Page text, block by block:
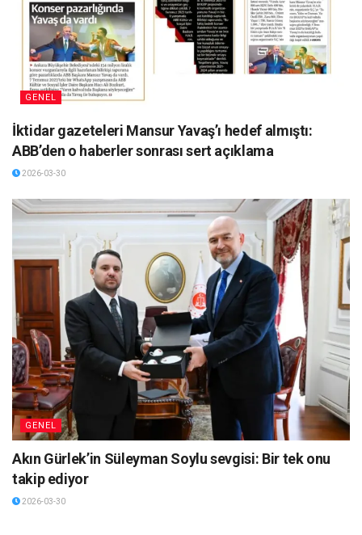
GENEL
İktidar gazeteleri Mansur Yavaş’ı hedef almıştı:
ABB’den o haberler sonrası sert açıklama
2026-03-30
GENEL
Akın Gürlek’in Süleyman Soylu sevgisi: Bir tek onu
takip ediyor
2026-03-30